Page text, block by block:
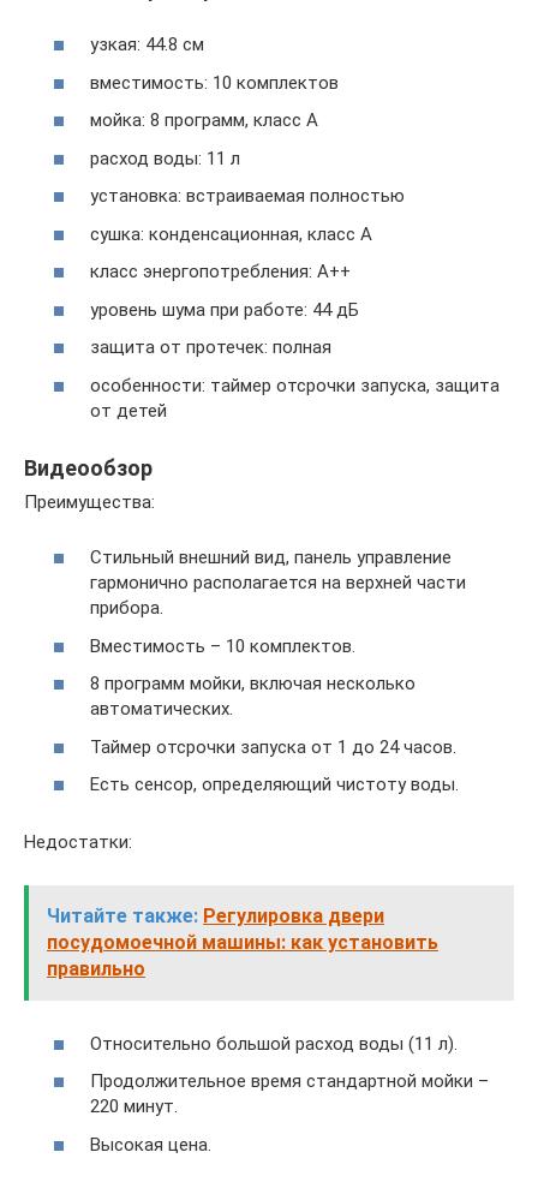
узкая: 44.8 см
вместимость: 10 комплектов
мойка: 8 программ, класс A
расход воды: 11 л
установка: встраиваемая полностью
сушка: конденсационная, класс A
класс энергопотребления: A++
уровень шума при работе: 44 дБ
защита от протечек: полная
особенности: таймер отсрочки запуска, защита
от детей
Видеообзор
Преимущества:
Стильный внешний вид, панель управление
гармонично располагается на верхней части
прибора.
Вместимость – 10 комплектов.
8 программ мойки, включая несколько
автоматических.
Таймер отсрочки запуска от 1 до 24 часов.
Есть сенсор, определяющий чистоту воды.
Недостатки:
Читайте также: Регулировка двери
посудомоечной машины: как установить
правильно
Относительно большой расход воды (11 л).
Продолжительное время стандартной мойки –
220 минут.
Высокая цена.